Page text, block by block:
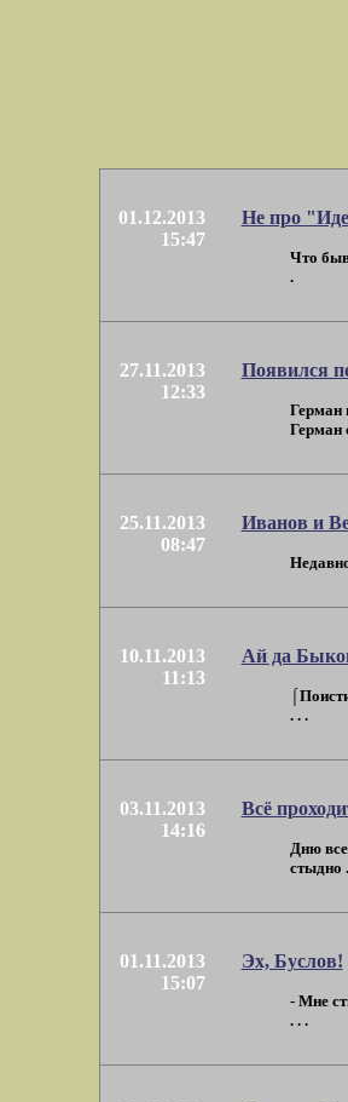
01.12.2013
15:47
Не про
Что
.
27.11.2013
12:33
Появился
Герман
Герман
25.11.2013
08:47
Иванов и
10.11.2013
11:13
Ай да
. . .
03.11.2013
14:16
Всё
Дню
стыдно
01.11.2013
15:07
Эх, Буслов!
- Мне
. . .